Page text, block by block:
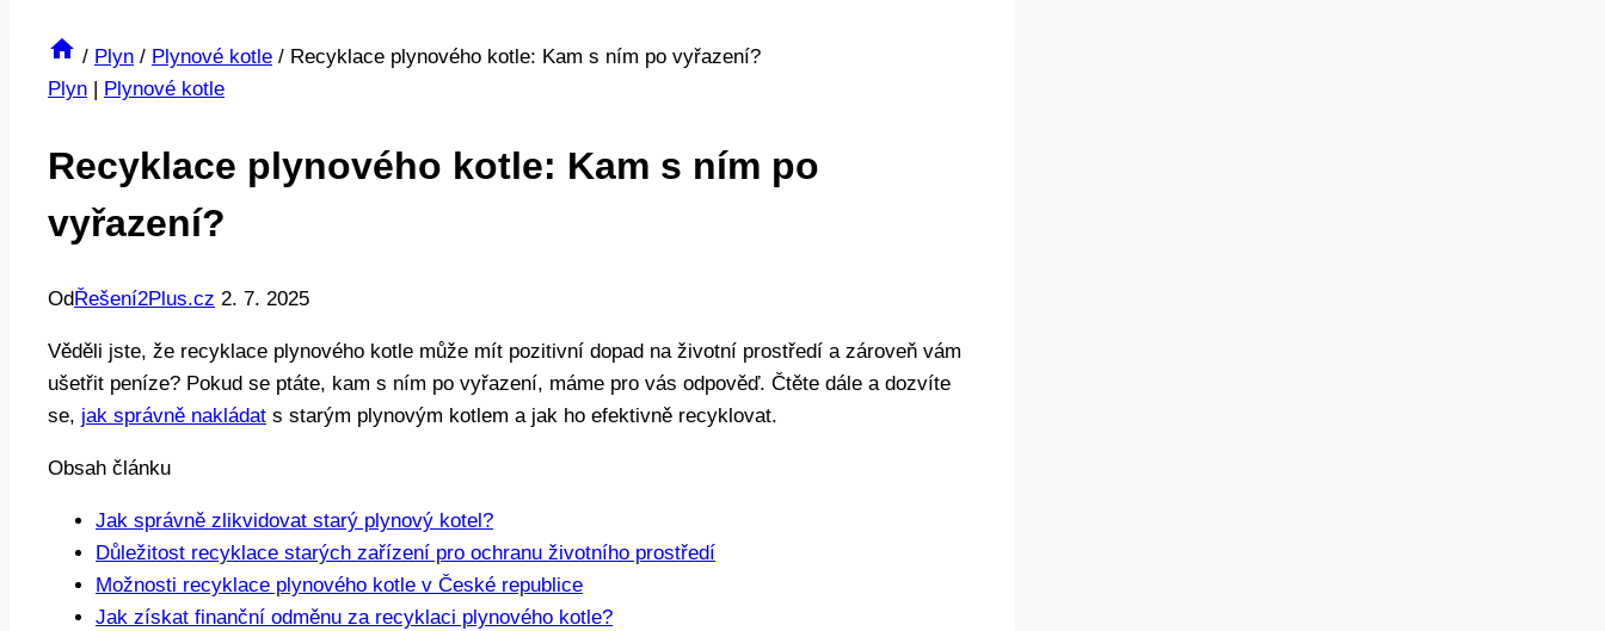
/ Plyn / Plynové kotle / Recyklace plynového kotle: Kam s ním po vyřazení?
Plyn | Plynové kotle
Recyklace plynového kotle: Kam s ním po
vyřazení?
OdŘešení2Plus.cz 2. 7. 2025
Věděli jste, že recyklace plynového kotle může mít pozitivní dopad na životní prostředí a zároveň vám
ušetřit peníze? Pokud se ptáte, kam s ním po vyřazení, máme pro vás odpověď. Čtěte dále a dozvíte
se, jak správně nakládat s starým plynovým kotlem a jak ho efektivně recyklovat.
Obsah článku
Jak správně zlikvidovat starý plynový kotel?
Důležitost recyklace starých zařízení pro ochranu životního prostředí
Možnosti recyklace plynového kotle v České republice
Jak získat finanční odměnu za recyklaci plynového kotle?